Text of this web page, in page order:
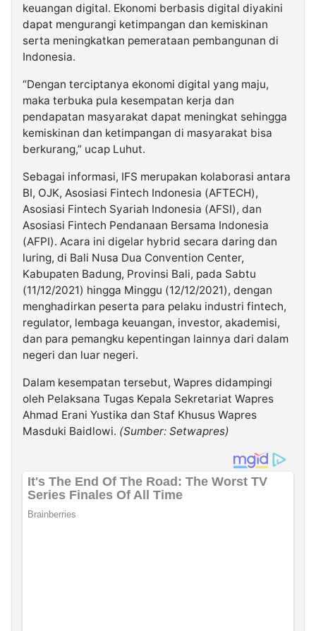
keuangan digital. Ekonomi berbasis digital diyakini
dapat mengurangi ketimpangan dan kemiskinan
serta meningkatkan pemerataan pembangunan di
Indonesia.
“Dengan terciptanya ekonomi digital yang maju,
maka terbuka pula kesempatan kerja dan
pendapatan masyarakat dapat meningkat sehingga
kemiskinan dan ketimpangan di masyarakat bisa
berkurang,” ucap Luhut.
Sebagai informasi, IFS merupakan kolaborasi antara
BI, OJK, Asosiasi Fintech Indonesia (AFTECH),
Asosiasi Fintech Syariah Indonesia (AFSI), dan
Asosiasi Fintech Pendanaan Bersama Indonesia
(AFPI). Acara ini digelar hybrid secara daring dan
luring, di Bali Nusa Dua Convention Center,
Kabupaten Badung, Provinsi Bali, pada Sabtu
(11/12/2021) hingga Minggu (12/12/2021), dengan
menghadirkan peserta para pelaku industri fintech,
regulator, lembaga keuangan, investor, akademisi,
dan para pemangku kepentingan lainnya dari dalam
negeri dan luar negeri.
Dalam kesempatan tersebut, Wapres didampingi
oleh Pelaksana Tugas Kepala Sekretariat Wapres
Ahmad Erani Yustika dan Staf Khusus Wapres
Masduki Baidlowi. (Sumber: Setwapres)